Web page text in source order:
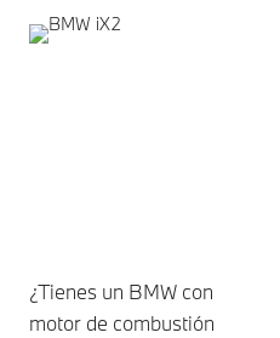
¿Tienes un BMW con
motor de combustión